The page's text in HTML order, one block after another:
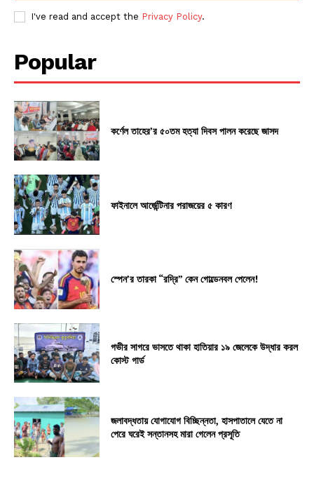
I've read and accept the Privacy Policy.
Popular
কর্ণেল তাহের’র ৫০তম হত্যা দিবস পালন করেছে জাসদ
ফাইনালে আর্জেন্টিনার পরাজয়ের ৫ কারণ
স্পেন’র তারকা “রদ্রি” কেন গোল্ডেনবল পেলেন!
গভীর সাগরে ভাসতে থাকা হাতিয়ার ১৯ জেলেকে উদ্ধার করল
কোস্ট গার্ড
জলাবদ্ধতায় যোগাযোগ বিচ্ছিন্নতা, হাসপাতালে যেতে না
পেরে ঘরেই সন্তানসহ মারা গেলেন প্রসূতি